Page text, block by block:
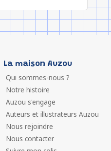
La maison Auzou
Qui sommes-nous ?
Notre histoire
Auzou s'engage
Auteurs et illustrateurs Auzou
Nous rejoindre
Nous contacter